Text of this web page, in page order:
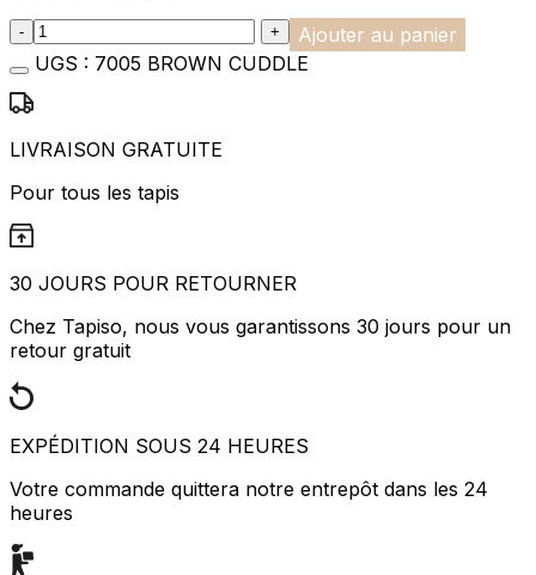
:product_name quantity
- +
Ajouter au panier
UGS : 7005 BROWN CUDDLE
LIVRAISON GRATUITE
Pour tous les tapis
30 JOURS POUR RETOURNER
Chez Tapiso, nous vous garantissons 30 jours pour un
retour gratuit
EXPÉDITION SOUS 24 HEURES
Votre commande quittera notre entrepôt dans les 24
heures